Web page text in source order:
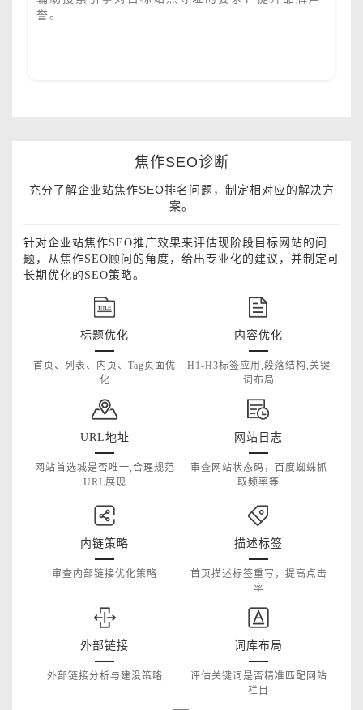
誉。
焦作SEO诊断
充分了解企业站焦作SEO排名问题，制定相对应的解决方
案。
针对企业站焦作SEO推广效果来评估现阶段目标网站的问
题，从焦作SEO顾问的角度，给出专业化的建议，并制定可
长期优化的SEO策略。
标题优化
首页、列表、内页、Tag页面优
化
内容优化
H1-H3标签应用,段落结构,关键
词布局
URL地址
网站首选城是否唯一,合理规范
URL展现
网站日志
审查网站状态码，百度蜘蛛抓
取频率等
内链策略
审查内部链接优化策略
描述标签
首页描述标签重写，提高点击
率
外部链接
外部链接分析与建没策略
词库布局
评估关键词是否精准匹配网站
栏目